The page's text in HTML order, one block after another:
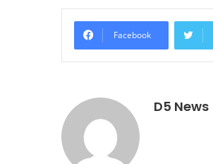
Facebook
D5 News